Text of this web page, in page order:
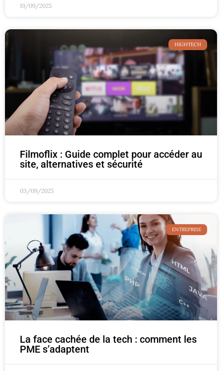
19/09/2025
HIGHTECH
Filmoflix : Guide complet pour accéder au
site, alternatives et sécurité
03/09/2025
ENTREPRISE
La face cachée de la tech : comment les
PME s’adaptent